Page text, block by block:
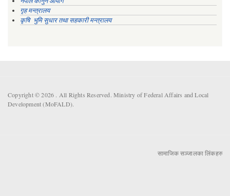
गृह मन्त्रालय
कृषि भुमि सुधार तथा सहकारी मन्त्रालय
Copyright © 2026 . All Rights Reserved. Ministry of Federal Affairs and Local
Development (MoFALD).
सामाजिक सञ्जालका लिंकहरु